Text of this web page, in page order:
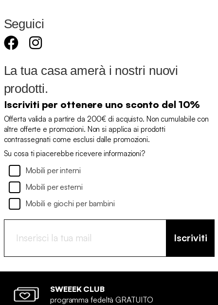
Seguici
La tua casa amerà i nostri nuovi
prodotti.
Iscriviti per ottenere uno sconto del 10%
Offerta valida a partire da 200€ di acquisto. Non cumulabile con
altre offerte e promozioni. Non si applica ai prodotti
contrassegnati come esclusi dalle promozioni.
Su cosa ti piacerebbe ricevere informazioni?
Mobili per interni
Mobili per esterni
Mobili e giochi per bambini
Iscriviti
SWEEEK CLUB
programma fedeltà GRATUITO